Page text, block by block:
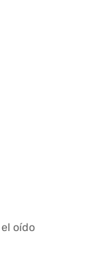
oído